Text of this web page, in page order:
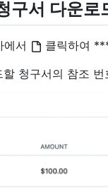
구서 다운로
에서
클릭하여
청구서의 참조